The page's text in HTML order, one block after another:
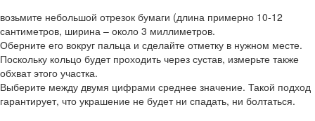
возьмите небольшой отрезок бумаги (длина примерно 10-12
сантиметров, ширина – около 3 миллиметров.
Оберните его вокруг пальца и сделайте отметку в нужном месте.
Поскольку кольцо будет проходить через сустав, измерьте также
обхват этого участка.
Выберите между двумя цифрами среднее значение. Такой подход
гарантирует, что украшение не будет ни спадать, ни болтаться.